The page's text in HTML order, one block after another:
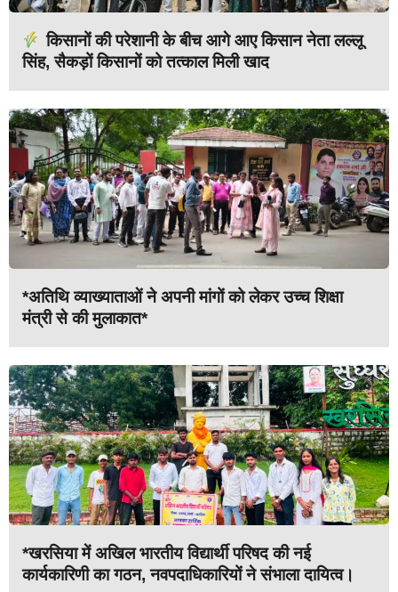
किसानों की परेशानी के बीच आगे आए किसान नेता लल्लू
सिंह, सैकड़ों किसानों को तत्काल मिली खाद
*अतिथि व्याख्याताओं ने अपनी मांगों को लेकर उच्च शिक्षा
मंत्री से की मुलाकात*
*खरसिया में अखिल भारतीय विद्यार्थी परिषद की नई
कार्यकारिणी का गठन, नवपदाधिकारियों ने संभाला दायित्व।